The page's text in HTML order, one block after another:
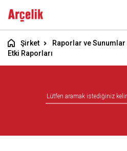
Şirket Raporlar ve Sunumlar
Etki Raporları